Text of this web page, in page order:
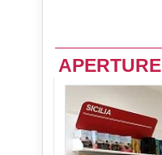
APERTURE